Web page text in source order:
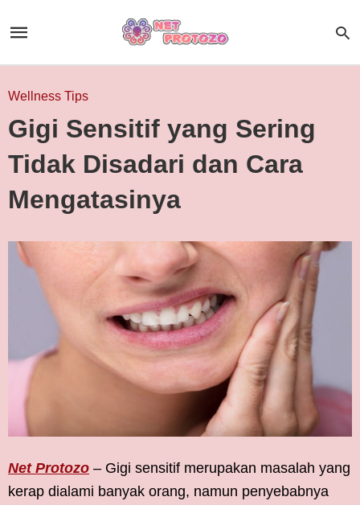
Wellness Tips
Gigi Sensitif yang Sering
Tidak Disadari dan Cara
Mengatasinya
Net Protozo – Gigi sensitif merupakan masalah yang
kerap dialami banyak orang, namun penyebabnya